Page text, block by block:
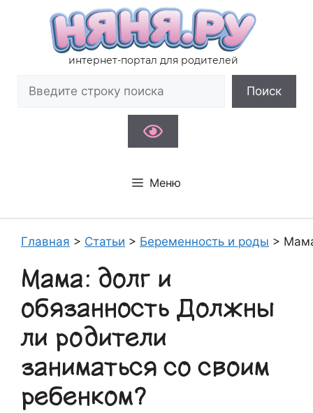
содержимому
интернет-портал для родителей
Поиск
Меню
Главная > Статьи > Беременность и роды >
Мама: долг и
обязанность Должны
ли родители
заниматься со своим
ребенком?